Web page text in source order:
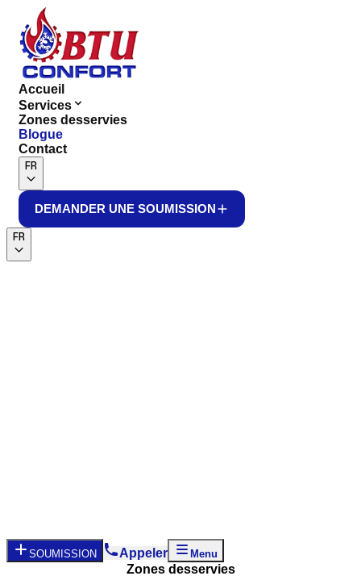
Accueil
Services
Zones desservies
Blogue
Contact
FR
DEMANDER UNE SOUMISSION
FR
SOUMISSION Appeler Menu
Zones desservies